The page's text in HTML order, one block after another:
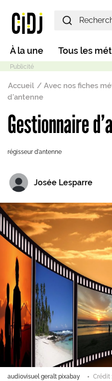
Main navigation
À la une Tous les
Mode
Fil d'Ariane
Accueil Avec nos fiches
d’antenne
Gestionnaire
régisseur d'antenne
Josée Lesparre
audiovisuel geralt pixabay Crédit